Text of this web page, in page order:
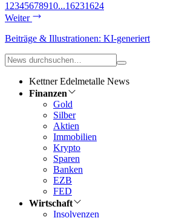
1 2345678910...16231624
Weiter
Beiträge & Illustrationen: KI-generiert
Kettner Edelmetalle News
Finanzen
Gold
Silber
Aktien
Immobilien
Krypto
Sparen
Banken
EZB
FED
Wirtschaft
Insolvenzen